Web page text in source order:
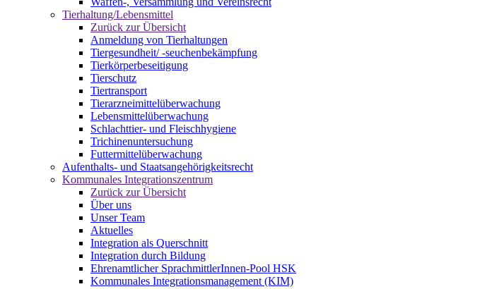
Tierhaltung/Lebensmittel
Zurück zur Übersicht
Anmeldung von Tierhaltungen
Tiergesundheit/ -seuchenbekämpfung
Tierkörperbeseitigung
Tierschutz
Tiertransport
Tierarzneimittelüberwachung
Lebensmittelüberwachung
Schlachttier- und Fleischhygiene
Trichinenuntersuchung
Futtermittelüberwachung
Aufenthalts- und Staatsangehörigkeitsrecht
Kommunales Integrationszentrum
Zurück zur Übersicht
Über uns
Unser Team
Aktuelles
Integration als Querschnitt
Integration durch Bildung
Ehrenamtlicher SprachmittlerInnen-Pool HSK
Kommunales Integrationsmanagement (KIM)